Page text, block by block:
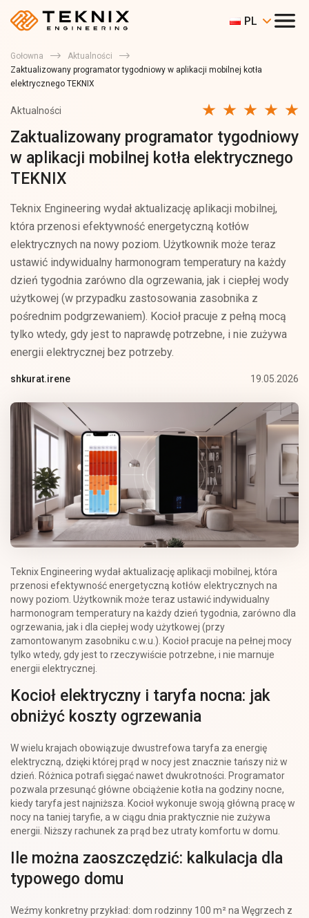
PL
Gołowna
Aktualności
Zaktualizowany programator tygodniowy w aplikacji mobilnej kotła
elektrycznego TEKNIX
Aktualności
Zaktualizowany programator tygodniowy
w aplikacji mobilnej kotła elektrycznego
TEKNIX
Teknix Engineering wydał aktualizację aplikacji mobilnej,
która przenosi efektywność energetyczną kotłów
elektrycznych na nowy poziom. Użytkownik może teraz
ustawić indywidualny harmonogram temperatury na każdy
dzień tygodnia zarówno dla ogrzewania, jak i ciepłej wody
użytkowej (w przypadku zastosowania zasobnika z
pośrednim podgrzewaniem). Kocioł pracuje z pełną mocą
tylko wtedy, gdy jest to naprawdę potrzebne, i nie zużywa
energii elektrycznej bez potrzeby.
shkurat.irene 19.05.2026
Teknix Engineering wydał aktualizację aplikacji mobilnej, która
przenosi efektywność energetyczną kotłów elektrycznych na
nowy poziom. Użytkownik może teraz ustawić indywidualny
harmonogram temperatury na każdy dzień tygodnia, zarówno dla
ogrzewania, jak i dla ciepłej wody użytkowej (przy
zamontowanym zasobniku c.w.u.). Kocioł pracuje na pełnej mocy
tylko wtedy, gdy jest to rzeczywiście potrzebne, i nie marnuje
energii elektrycznej.
Kocioł elektryczny i taryfa nocna: jak
obniżyć koszty ogrzewania
W wielu krajach obowiązuje dwustrefowa taryfa za energię
elektryczną, dzięki której prąd w nocy jest znacznie tańszy niż w
dzień. Różnica potrafi sięgać nawet dwukrotności. Programator
pozwala przesunąć główne obciążenie kotła na godziny nocne,
kiedy taryfa jest najniższa. Kocioł wykonuje swoją główną pracę w
nocy na taniej taryfie, a w ciągu dnia praktycznie nie zużywa
energii. Niższy rachunek za prąd bez utraty komfortu w domu.
Ile można zaoszczędzić: kalkulacja dla
typowego domu
Weźmy konkretny przykład: dom rodzinny 100 m² na Węgrzech z